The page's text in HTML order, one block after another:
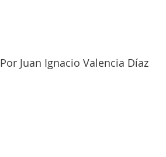
Por Juan Ignacio Valencia Díaz